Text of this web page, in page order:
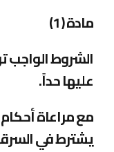
مادة ( 1)
الشروط الواجب
عليها حداً.
مع مراعاة أحكام
يشترط في